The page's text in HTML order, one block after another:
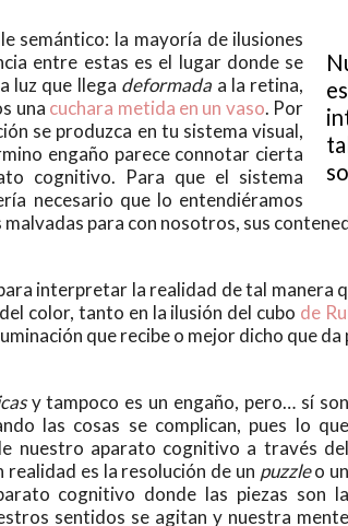
semántico: la mayoría de ilusiones
entre estas es el lugar donde se
luz que llega deformada a la retina,
una cuchara metida en un vaso. Por
se produzca en tu sistema visual,
engaño parece connotar cierta
cognitivo. Para que el sistema
necesario que lo entendiéramos
para con nosotros, sus
interpretar la realidad de tal manera
color, tanto en la ilusión del cubo de
que recibe o mejor dicho que
y tampoco es un engaño, pero… sí son
las cosas se complican, pues lo que
nuestro aparato cognitivo a través del
es la resolución de un puzzleo un
cognitivo donde las piezas son la
sentidos se agitan y nuestra mente